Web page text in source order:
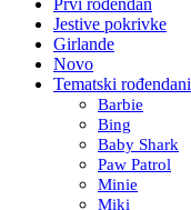
Jestive pokrivke
Girlande
Novo
Tematski rođendani
Barbie
Bing
Baby Shark
Paw Patrol
Minie
Miki